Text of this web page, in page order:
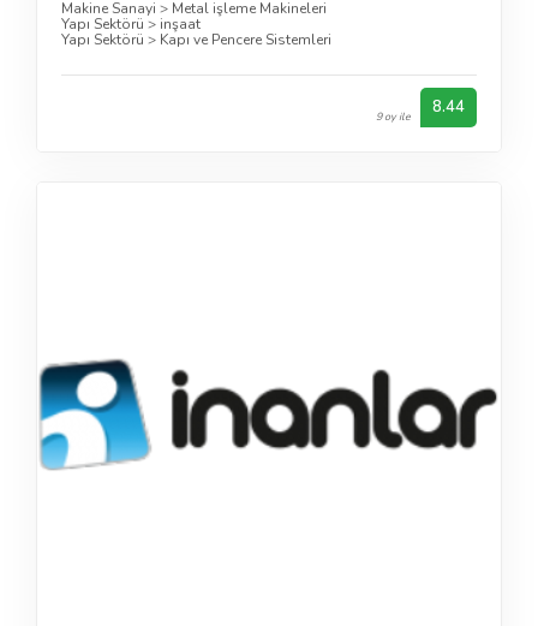
Makine Sanayi > Metal işleme Makineleri
Yapı Sektörü > inşaat
Yapı Sektörü > Kapı ve Pencere Sistemleri
9 oy ile 8.44